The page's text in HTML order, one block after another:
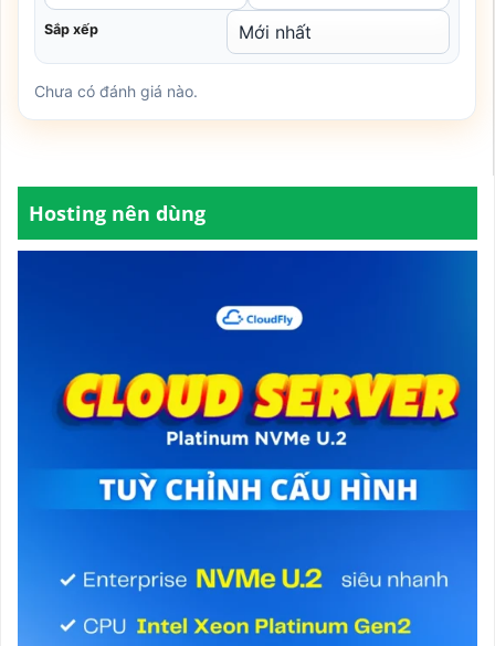
Sắp xếp
Chưa có đánh giá nào.
Hosting nên dùng